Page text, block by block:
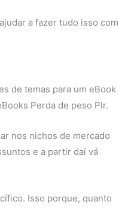
a fazer tudo isso com
de temas para um eBook
Perda de peso Plr.
nos nichos de mercado
e a partir daí vá
Isso porque, quanto